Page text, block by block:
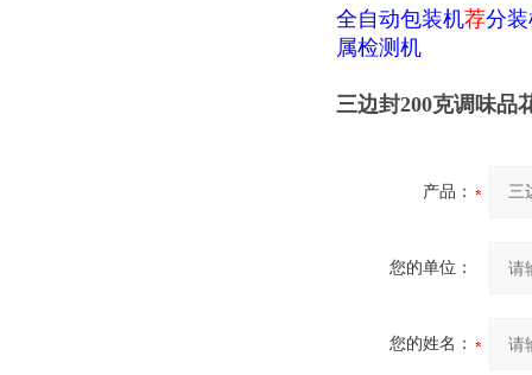
全自动包装机荐分
属检测机
三边封200克调味品
产品：
您的单位：
您的姓名：